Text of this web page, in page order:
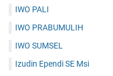
IWO PALI
IWO PRABUMULIH
IWO SUMSEL
Izudin Ependi SE Msi